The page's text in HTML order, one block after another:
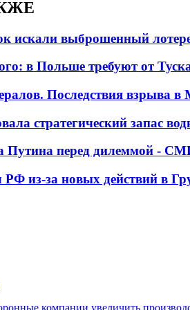
искали выброшенный
в Польше требуют от
Последствия взрыва в
стратегический запас
Путина перед дилеммой -
РФ из-за новых действий в